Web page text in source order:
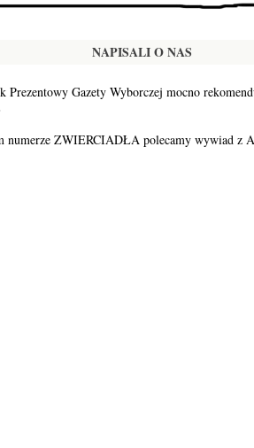
NAPISALI O NAS
Prezentowy Gazety Wyborczej mocno
numerze ZWIERCIADŁA polecamy wywiad z